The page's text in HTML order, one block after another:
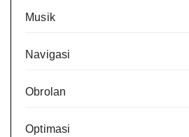
Musik
Navigasi
Obrolan
Optimasi